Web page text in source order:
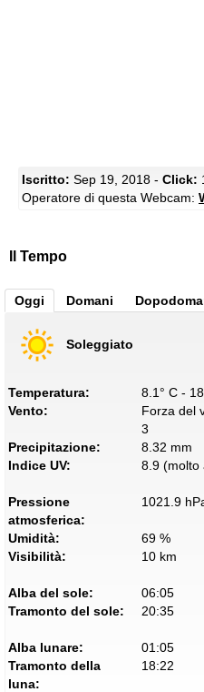
Iscritto: Sep 19, 2018 - Click:
Operatore di questa Webcam:
Il Tempo
Oggi Domani
Soleggiato
Temperatura:
8.1° C -
Vento:
Forza del
3
Precipitazione:
8.32 mm
Indice UV:
8.9 (molto
Pressione
atmosferica:
1021.9
Umidità:
69 %
Visibilità:
10 km
Alba del sole:
06:05
Tramonto del sole:
20:35
Alba lunare:
01:05
Tramonto della
luna:
18:22